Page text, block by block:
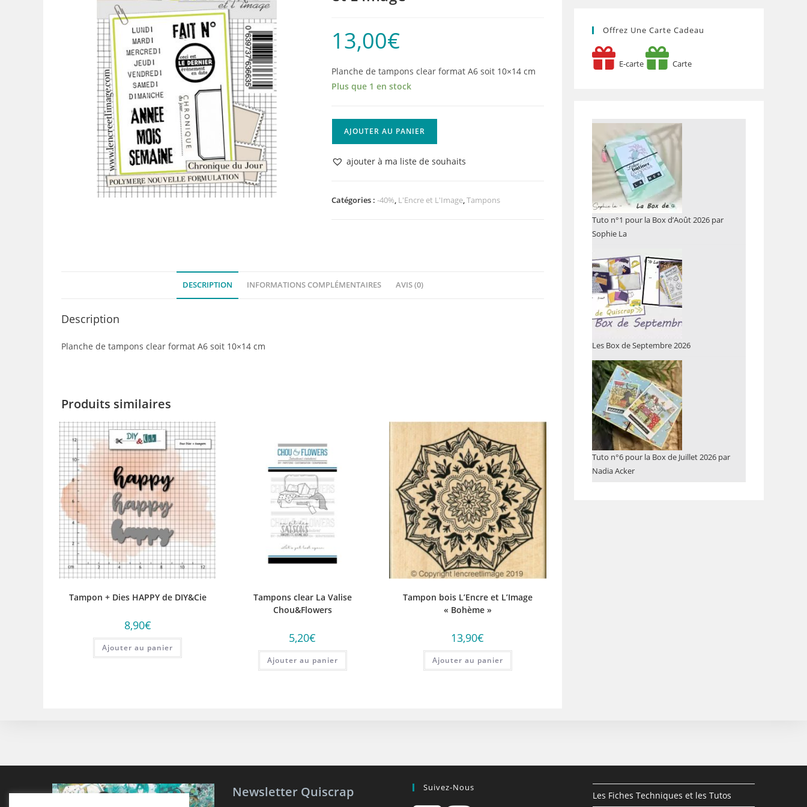
13,00€
Planche de tampons clear format A6 soit 10×14 cm
Plus que 1 en stock
Planche
"Chronique
AJOUTER AU PANIER
ajouter à ma liste de souhaits
Catégories :-40%, L'Encre et L'Image,Tampons
DESCRIPTION INFORMATIONS COMPLÉMENTAIRES AVIS (0)
Description
Planche de tampons clear format A6 soit 10×14 cm
Produits similaires
Tampon + Dies HAPPY de DIY&Cie
8,90€
Ajouter au panier
Tampons clear La Valise
Chou&Flowers
5,20€
Ajouter au panier
Tampon bois L’Encre et L’Image
« Bohème »
13,90€
Ajouter au panier
Offrez Une Carte Cadeau
E-carte Carte
Tuto n°1 pour la Box d’Août 2026 par
Sophie La
Les Box de Septembre 2026
Tuto n°6 pour la Box de Juillet 2026 par
Nadia Acker
Newsletter Quiscrap Suivez-Nous
Les Fiches Techniques et les Tutos